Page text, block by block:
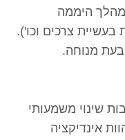
היממה
צרכים וכו').
מנוחה.
שינוי משמעותי
אינדיקציה